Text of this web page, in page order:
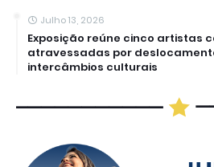
Julho 13, 2026
Exposição reúne cinco artistas
atravessadas por
intercâmbios culturais